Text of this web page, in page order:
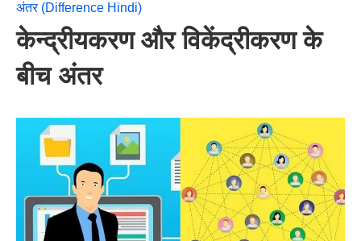
अंतर (Difference Hindi)
केन्द्रीयकरण और विकेंद्रीकरण के
बीच अंतर